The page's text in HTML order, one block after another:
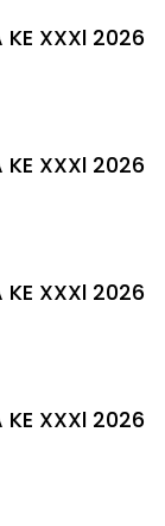
KE XXXl 2026
KE XXXl 2026
KE XXXl 2026
KE XXXl 2026